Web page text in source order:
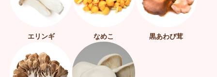
エリンギ なめこ 黒あわび茸